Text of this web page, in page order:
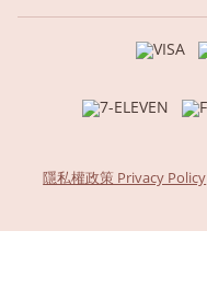
隱私權政策 Privacy Policy